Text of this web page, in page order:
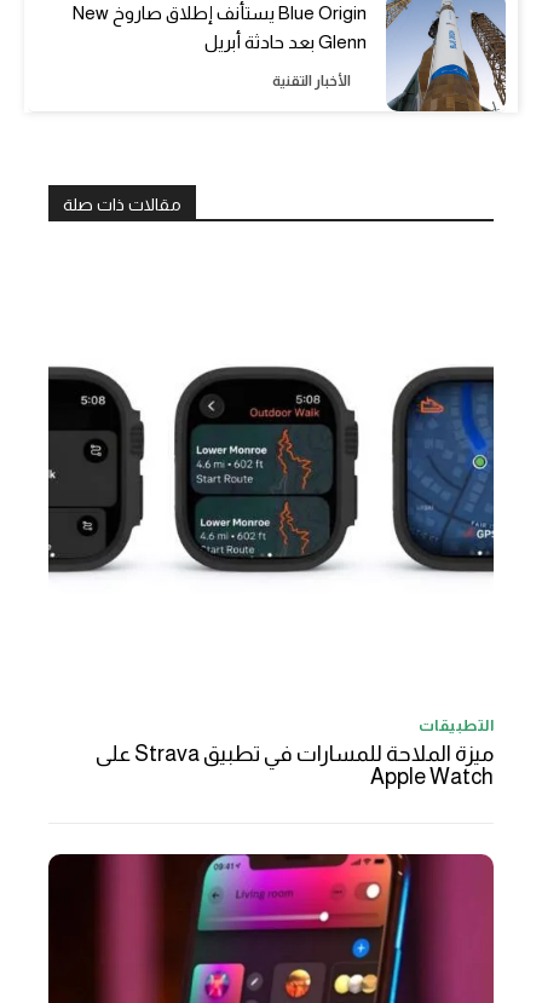
Blue Origin يستأنف إطلاق صاروخ New
Glenn بعد حادثة أبريل
الأخبار التقنية
مقالات ذات صلة
التطبيقات
ميزة الملاحة للمسارات في تطبيق Strava على
Apple Watch